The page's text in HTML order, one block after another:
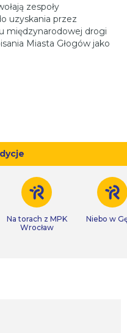
zespoły
uzyskania przez
międzynarodowej drogi
Miasta Głogów jako
Na torach z MPK
Wrocław
Niebo w